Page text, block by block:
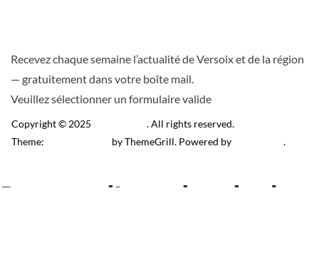
Recevez chaque semaine l’actualité de Versoix et de la région
— gratuitement dans votre boîte mail.
Veuillez sélectionner un formulaire valide
Copyright © 2025
. All rights reserved.
Theme:
by ThemeGrill. Powered by .
Recevez l’actu locale de